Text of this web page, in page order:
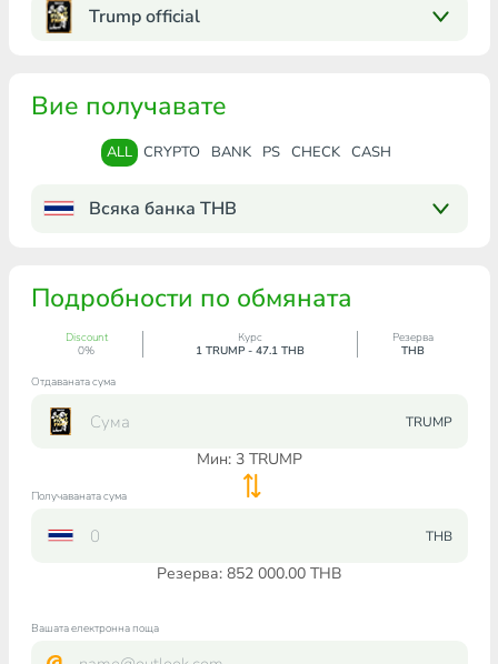
Trump official
Вие получавате
ALL CRYPTO BANK PS CHECK CASH
Всяка банка THB
Подробности по обмяната
Discount
0%
Курс
1 TRUMP - 47.1 THB
Резерва
THB
Отдаваната сума
TRUMP
Мин: 3TRUMP
Получаваната сума
THB
Резерва: 852 000.00 THB
Вашата електронна поща